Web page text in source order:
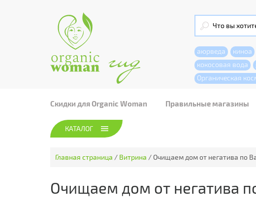
аюрведа киноа
кокосовая вода
Органическая
Скидки для Organic Woman Правильные магазины
КАТАЛОГ
Главная страница / Витрина / Очищаем дом от негатива по
Очищаем дом от негатива